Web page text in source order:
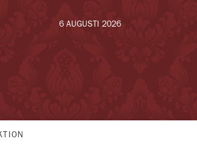
6 AUGUSTI 2026